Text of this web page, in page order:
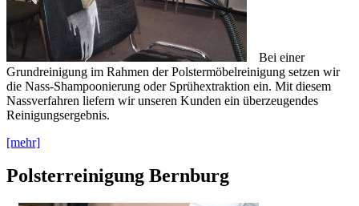
Bei einer
Grundreinigung im Rahmen der Polstermöbelreinigung setzen wir
die Nass-Shampoonierung oder Sprühextraktion ein. Mit diesem
Nassverfahren liefern wir unseren Kunden ein überzeugendes
Reinigungsergebnis.
[mehr]
Polsterreinigung Bernburg